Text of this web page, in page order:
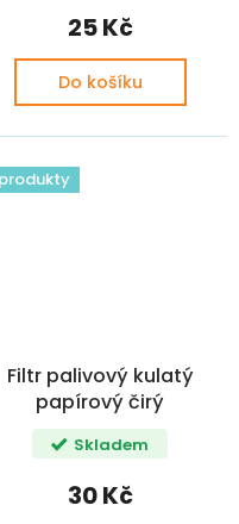
25 Kč
Do košíku
Filtr palivový kulatý
papírový čirý
Skladem
30 Kč